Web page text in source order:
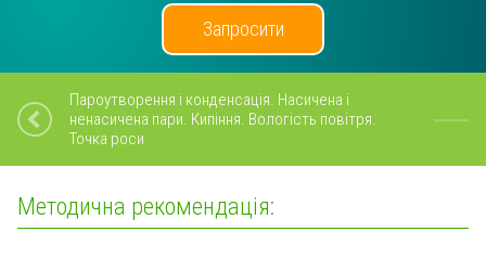
Запросити
Пароутворення і конденсація. Насичена і
ненасичена пари. Кипіння. Вологість повітря.
Точка роси
Методична рекомендація: